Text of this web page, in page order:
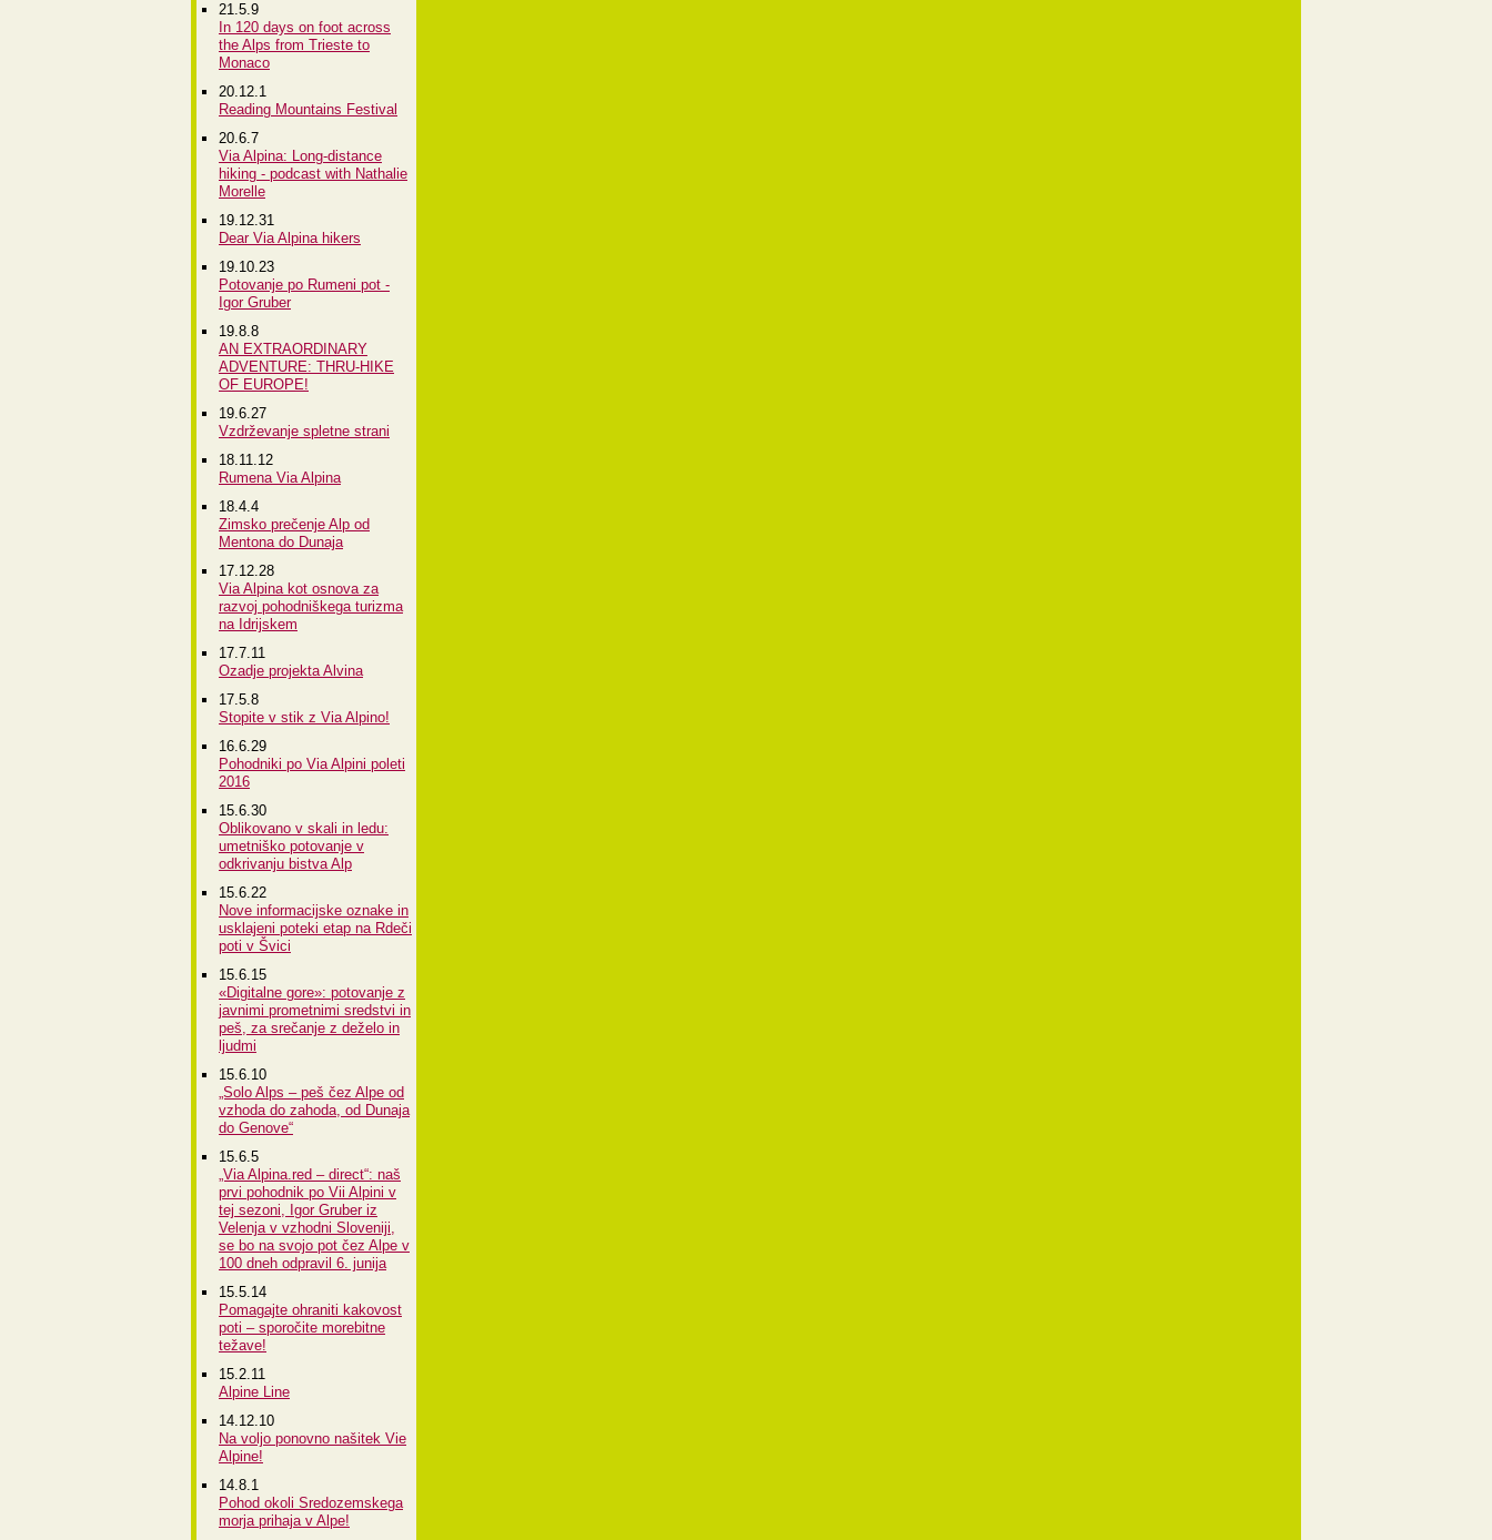
21.5.9
In 120 days on foot across
the Alps from Trieste to
Monaco
20.12.1
Reading Mountains Festival
20.6.7
Via Alpina: Long-distance
hiking - podcast with Nathalie
Morelle
19.12.31
Dear Via Alpina hikers
19.10.23
Potovanje po Rumeni pot -
Igor Gruber
19.8.8
AN EXTRAORDINARY
ADVENTURE: THRU-HIKE
OF EUROPE!
19.6.27
Vzdrževanje spletne strani
18.11.12
Rumena Via Alpina
18.4.4
Zimsko prečenje Alp od
Mentona do Dunaja
17.12.28
Via Alpina kot osnova za
razvoj pohodniškega turizma
na Idrijskem
17.7.11
Ozadje projekta Alvina
17.5.8
Stopite v stik z Via Alpino!
16.6.29
Pohodniki po Via Alpini poleti
2016
15.6.30
Oblikovano v skali in ledu:
umetniško potovanje v
odkrivanju bistva Alp
15.6.22
Nove informacijske oznake in
usklajeni poteki etap na Rdeči
poti v Švici
15.6.15
«Digitalne gore»: potovanje z
javnimi prometnimi sredstvi in
peš, za srečanje z deželo in
ljudmi
15.6.10
„Solo Alps – peš čez Alpe od
vzhoda do zahoda, od Dunaja
do Genove“
15.6.5
„Via Alpina.red – direct“: naš
prvi pohodnik po Vii Alpini v
tej sezoni, Igor Gruber iz
Velenja v vzhodni Sloveniji,
se bo na svojo pot čez Alpe v
100 dneh odpravil 6. junija
15.5.14
Pomagajte ohraniti kakovost
poti – sporočite morebitne
težave!
15.2.11
Alpine Line
14.12.10
Na voljo ponovno našitek Vie
Alpine!
14.8.1
Pohod okoli Sredozemskega
morja prihaja v Alpe!